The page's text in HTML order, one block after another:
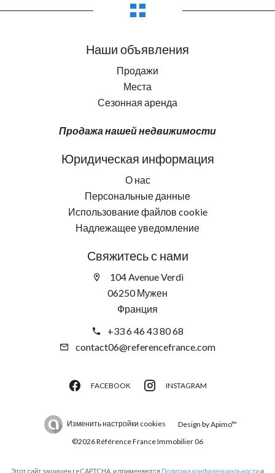
Наши объявления
Продажи
Места
Сезонная аренда
Продажа нашей недвижимости
Юридическая информация
О нас
Персональные данные
Использование файлов cookie
Надлежащее уведомление
Свяжитесь с нами
104 Avenue Verdi
06250 Мужен
Франция
+33 6 46 43 80 68
contact06@referencefrance.com
FACEBOOK INSTAGRAM
Изменить настройки cookies Design byApimo™
©2026 Référence France Immobilier 06
Этот сайт защищен reCAPTCHA, и применяются Политика конфиденциальностии